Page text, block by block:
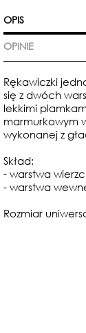
OPIS
OPINIE
Rękawiczki
się z dwóch
lekkimi
marmurkowym
wykonanej z
Skład:
- warstwa
- warstwa
Rozmiar